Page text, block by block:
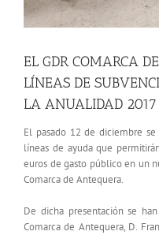
EL GDR COMARCA
LÍNEAS DE
LA ANUALIDAD 2017
El pasado 12 de diciembre
líneas de ayuda que
euros de gasto público en un
Comarca de Antequera.
De dicha presentación se
Comarca de Antequera, D.